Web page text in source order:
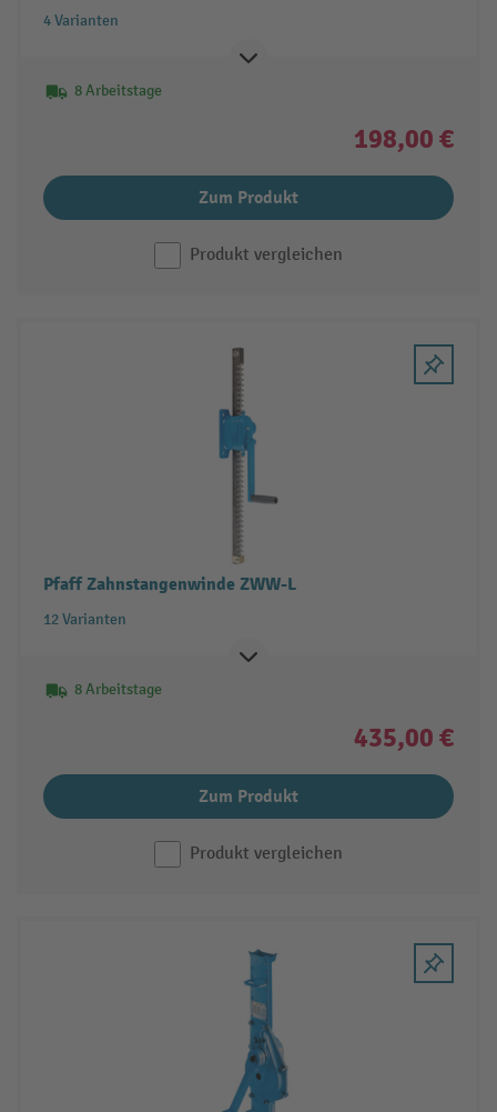
4 Varianten
8 Arbeitstage
198,00 €
Zum Produkt
Produkt vergleichen
Pfaff Zahnstangenwinde ZWW-L
12 Varianten
8 Arbeitstage
435,00 €
Zum Produkt
Produkt vergleichen